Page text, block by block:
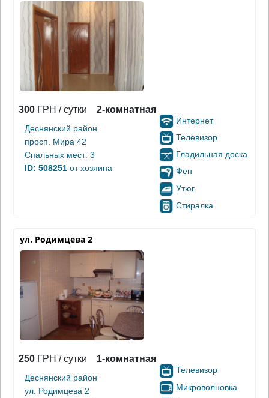
300 ГРН / сутки 2-комнатная
Деснянский район
просп. Мира 42
Спальных мест: 3
ID: 508251 от хозяина
Интернет
Телевизор
Гладильная доска
Фен
Утюг
Стиралка
ул. Родимцева 2
250 ГРН / сутки 1-комнатная
Деснянский район
ул. Родимцева 2
Телевизор
Микроволновка